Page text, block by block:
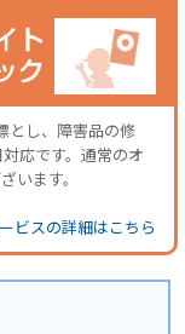
とし、障害品の修
応です。通常のオ
います。
ビスの詳細はこちら